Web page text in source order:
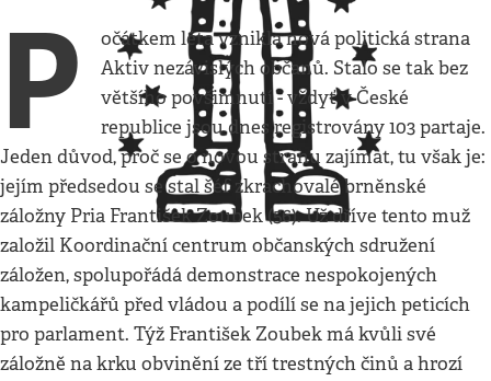
P
očátkem léta vznikla nová politická strana
Aktiv nezávislých občanů. Stalo se tak bez
většího povšimnutí - vždyť v České
republice jsou dnes registrovány 103 partaje.
Jeden důvod, proč se o novou stranu zajímat, tu však je:
jejím předsedou se stal šéf zkrachovalé brněnské
záložny Pria František Zoubek (56). Už dříve tento muž
založil Koordinační centrum občanských sdružení
záložen, spolupořádá demonstrace nespokojených
kampeličkářů před vládou a podílí se na jejich peticích
pro parlament. Týž František Zoubek má kvůli své
záložně na krku obvinění ze tří trestných činů a hrozí